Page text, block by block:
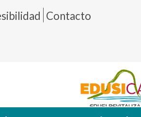
páginaContacto